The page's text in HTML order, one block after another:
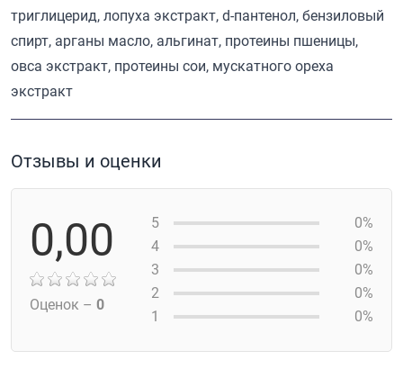
триглицерид, лопуха экстракт, d-пантенол, бензиловый
спирт, арганы масло, альгинат, протеины пшеницы,
овса экстракт, протеины сои, мускатного ореха
экстракт
Отзывы и оценки
0,00
Оценок – 0
5
0%
4
0%
3
0%
2
0%
1
0%